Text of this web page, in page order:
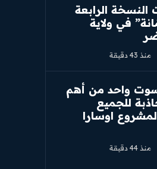
النسخة الرابعة
في ولاية
منذ 43 دقيقة
واحد من أهم
للجميع
اوسارا
منذ 44 دقيقة